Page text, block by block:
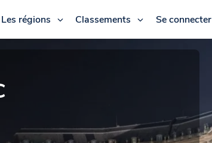
Les régions Classements Se connecter